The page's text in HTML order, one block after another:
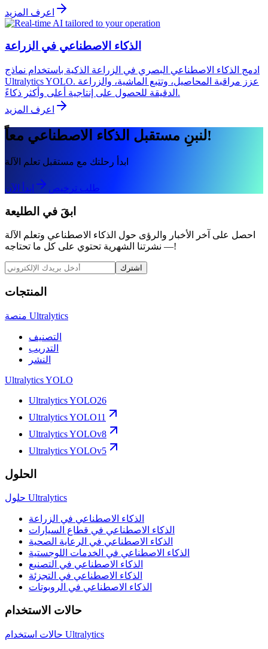
اعرف المزيد
الذكاء الاصطناعي في الزراعة
ادمج الذكاء الاصطناعي البصري في الزراعة الذكية باستخدام نماذج
Ultralytics YOLO. عزز مراقبة المحاصيل، وتتبع الماشية، والزراعة
الدقيقة للحصول على إنتاجية أعلى وأكثر ذكاءً.
اعرف المزيد
لنبنِ مستقبل الذكاء الاصطناعي معاً!
ابدأ رحلتك مع مستقبل تعلم الآلة
طلب ترخيص ابدأ الآن
ابقَ في الطليعة
احصل على آخر الأخبار والرؤى حول الذكاء الاصطناعي وتعلم الآلة
— نشرتنا الشهرية تحتوي على كل ما تحتاجه!
اشترك
المنتجات
منصة Ultralytics
التصنيف
التدريب
النشر
Ultralytics YOLO
Ultralytics YOLO26
Ultralytics YOLO11
Ultralytics YOLOv8
Ultralytics YOLOv5
الحلول
حلول Ultralytics
الذكاء الاصطناعي في الزراعة
الذكاء الاصطناعي في قطاع السيارات
الذكاء الاصطناعي في الرعاية الصحية
الذكاء الاصطناعي في الخدمات اللوجستية
الذكاء الاصطناعي في التصنيع
الذكاء الاصطناعي في التجزئة
الذكاء الاصطناعي في الروبوتات
حالات الاستخدام
حالات استخدام Ultralytics